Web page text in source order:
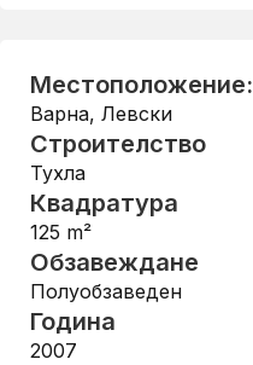
Местоположение:
Варна, Левски
Строителство
Тухла
Квадратура
125 m²
Обзавеждане
Полуобзаведен
Година
2007